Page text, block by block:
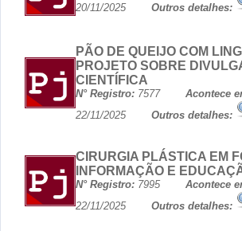
20/11/2025 Outros detalhes:
PÃO DE QUEIJO COM
PROJETO SOBRE
CIENTÍFICA
N° Registro: 7577 Acontece
22/11/2025 Outros detalhes:
CIRURGIA PLÁSTICA EM
INFORMAÇÃO E
N° Registro: 7995 Acontece
22/11/2025 Outros detalhes: